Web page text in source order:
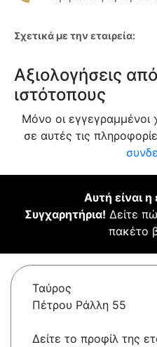
Σχετικά με την εταιρεία:
Αξιολογήσεις
ιστότοπους
Μόνο οι
σε αυτές τις
Αυτή είναι η
Συγχαρητήρια! Δείτε
πακέτο
Ταύρος
Πέτρου Ράλλη 55
Δείτε το προφίλ της